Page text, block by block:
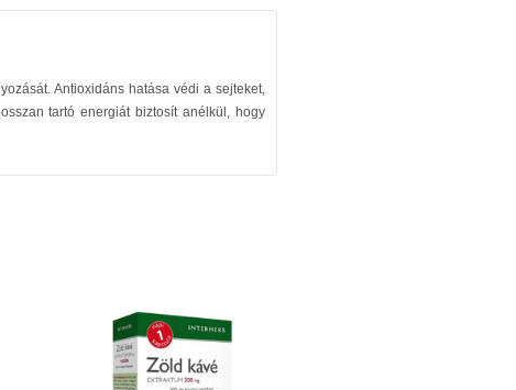
Antioxidáns hatása védi a sejteket,
tartó energiát biztosít anélkül, hogy